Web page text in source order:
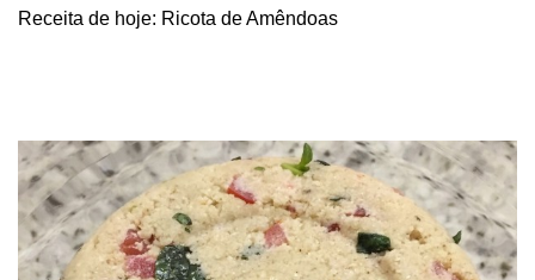
Receita de hoje: Ricota de Amêndoas